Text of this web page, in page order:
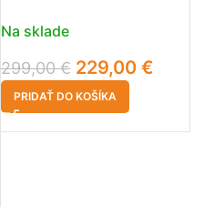
Na sklade
299,00€ 229,00 €
PRIDAŤ DO KOŠÍKA